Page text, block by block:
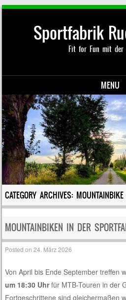
Sportfabrik
Fit for Fun mit der
MENU
Skip to content
CATEGORY ARCHIVES: MOUNTAINBIKE
MOUNTAINBIKEN IN DER
Posted on24. März 2026
Von April bis Ende September treffen
um 18:30 Uhrfür MTB-Touren in der
Fortgeschrittene sind gleichermaßen